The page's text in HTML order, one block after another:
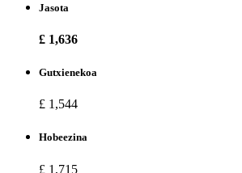
Jasota
£ 1,636
Gutxienekoa
£ 1,544
Hobeezina
£ 1,715